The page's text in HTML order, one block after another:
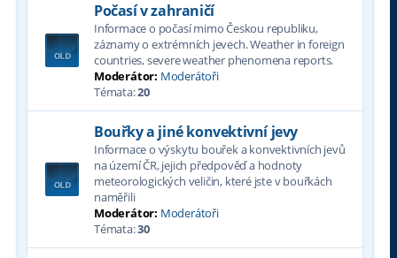
Počasí v zahraničí
Informace o počasí mimo Českou republiku,
záznamy o extrémních jevech. Weather in foreign
countries, severe weather phenomena reports.
Moderátor: Moderátoři
Témata:20
Bouřky a jiné konvektivní jevy
Informace o výskytu bouřek a konvektivních jevů
na území ČR, jejich předpověď a hodnoty
meteorologických veličin, které jste v bouřkách
naměřili
Moderátor: Moderátoři
Témata:30